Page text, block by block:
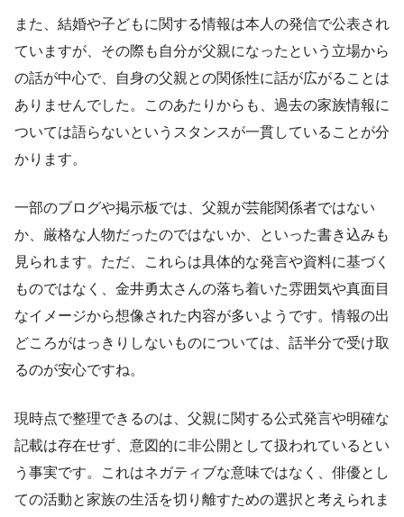
また、結婚や子どもに関する情報は本人の発信で公表され
ていますが、その際も自分が父親になったという立場から
の話が中心で、自身の父親との関係性に話が広がることは
ありませんでした。このあたりからも、過去の家族情報に
ついては語らないというスタンスが一貫していることが分
かります。
一部のブログや掲示板では、父親が芸能関係者ではない
か、厳格な人物だったのではないか、といった書き込みも
見られます。ただ、これらは具体的な発言や資料に基づく
ものではなく、金井勇太さんの落ち着いた雰囲気や真面目
なイメージから想像された内容が多いようです。情報の出
どころがはっきりしないものについては、話半分で受け取
るのが安心ですね。
現時点で整理できるのは、父親に関する公式発言や明確な
記載は存在せず、意図的に非公開として扱われているとい
う事実です。これはネガティブな意味ではなく、俳優とし
ての活動と家族の生活を切り離すための選択と考えられま